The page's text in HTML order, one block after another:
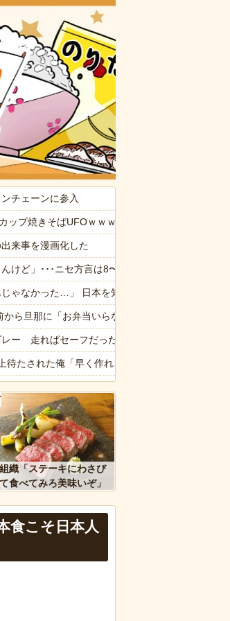
ひとがいるんだが…
ｗ
をウソ発見器にかける方針
チェーンに参入
ップ焼きそばUFOｗｗｗｗｗｗｗｗｗｗｗｗｗｗ
来事を漫画化した
んけど」･･･ニセ方言は8〜9割が関西弁 使う理由
ゃなかった…」 日本を知ってしまったディズニ
から旦那に「お弁当いらない」と言われること
ー 走ればセーフだったのにベンチへ帰ろうとし
待たされた俺「早く作れよノロマ！底辺職はキ
チャイルドシート付きカート」に描かれたキャラ
ティングってやっぱり時間経過で剥がれるの？
主人公がぽっと出のモブに殺されて終わります」←
列、出来ない
織「ステーキにわさび
食べてみろ美味いぞ」
食こそ日本人